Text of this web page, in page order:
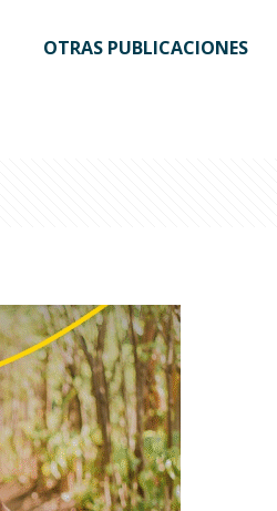
OTRAS PUBLICACIONES